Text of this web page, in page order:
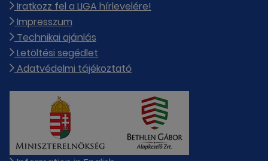
Iratkozz fel a LIGA hírlevelére!
Impresszum
Technikai ajánlás
Letöltési segédlet
Adatvédelmi tájékoztató